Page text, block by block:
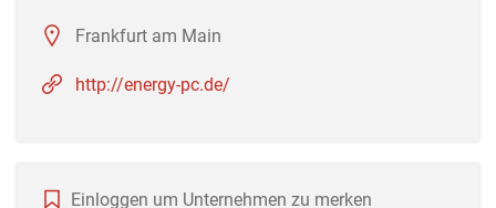
Frankfurt am Main
http://energy-pc.de/
Einloggen um Unternehmen zu merken